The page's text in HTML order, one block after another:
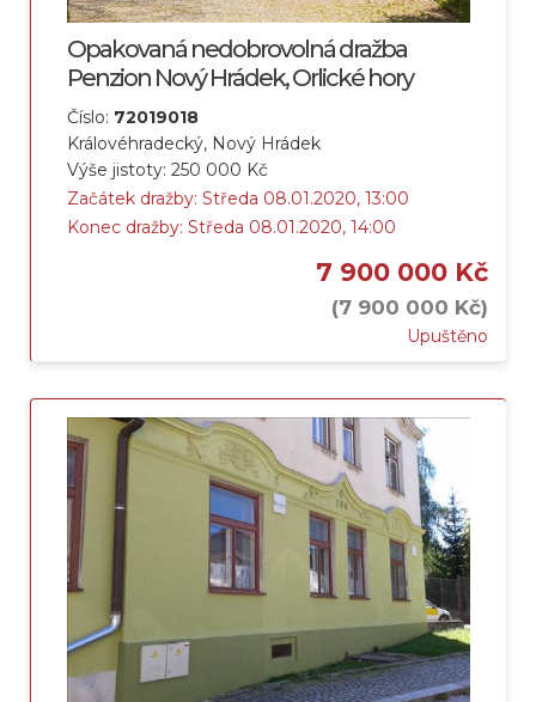
Opakovaná nedobrovolná dražba
Penzion Nový Hrádek, Orlické hory
Číslo: 72019018
Královéhradecký, Nový Hrádek
Výše jistoty: 250 000 Kč
Začátek dražby: Středa 08.01.2020, 13:00
Konec dražby: Středa 08.01.2020, 14:00
7 900 000 Kč
(7 900 000 Kč)
Upuštěno